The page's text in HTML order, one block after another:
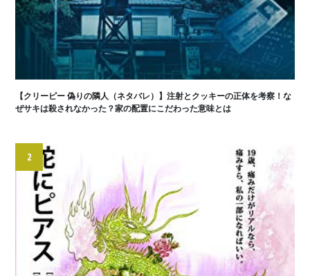
【クリーピー 偽りの隣人（ネタバレ）】注射とクッキーの正体を考察！な
ぜサキは殺されなかった？家の配置にこだわった意味とは
2